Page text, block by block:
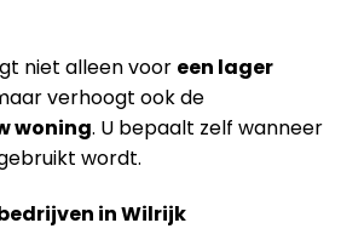
niet alleen voor een lager
verhoogt ook de
woning. U bepaalt zelf wanneer
wordt.
in Wilrijk